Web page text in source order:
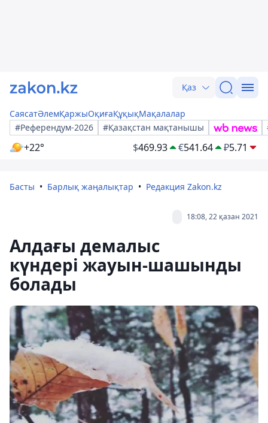
Қаз
СаясатӘлемҚаржыОқиғаҚұқықМақалалар
#Референдум-2026
#Қазақстан мақтанышы
+22° $469.93 €541.64 ₽5.71
Басты Барлық жаңалықтар Редакция Zakon.kz
18:08, 22 қазан 2021
Алдағы демалыс
күндері жауын-шашынды
болады